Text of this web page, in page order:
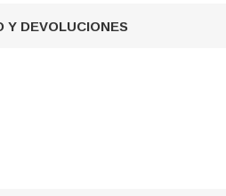
Y DEVOLUCIONES